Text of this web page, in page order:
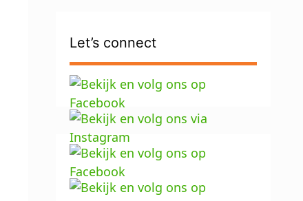
Let’s connect